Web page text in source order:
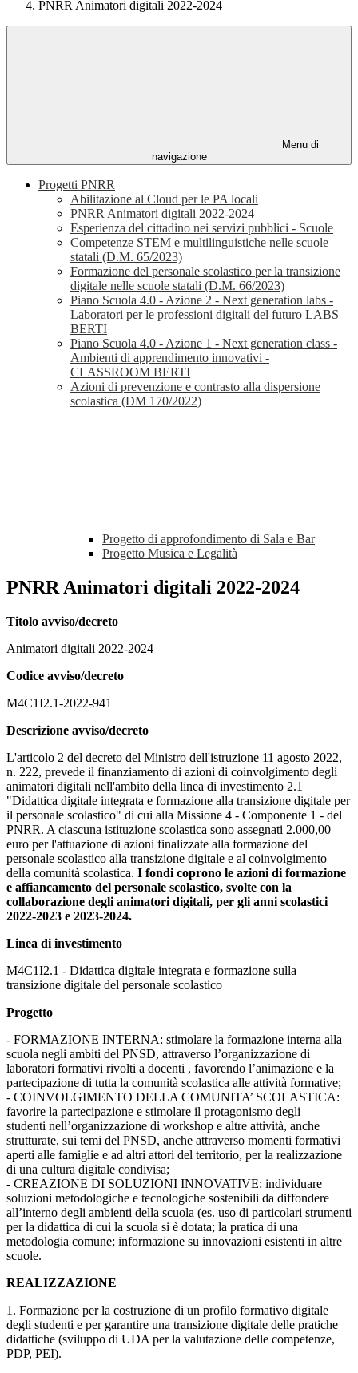
PNRR Animatori digitali 2022-2024
Menu di
navigazione
Progetti PNRR
Abilitazione al Cloud per le PA locali
PNRR Animatori digitali 2022-2024
Esperienza del cittadino nei servizi pubblici - Scuole
Competenze STEM e multilinguistiche nelle scuole
statali (D.M. 65/2023)
Formazione del personale scolastico per la transizione
digitale nelle scuole statali (D.M. 66/2023)
Piano Scuola 4.0 - Azione 2 - Next generation labs -
Laboratori per le professioni digitali del futuro LABS
BERTI
Piano Scuola 4.0 - Azione 1 - Next generation class -
Ambienti di apprendimento innovativi -
CLASSROOM BERTI
Azioni di prevenzione e contrasto alla dispersione
scolastica (DM 170/2022)
Progetto di approfondimento di Sala e Bar
Progetto Musica e Legalità
PNRR Animatori digitali 2022-2024
Titolo avviso/decreto
Animatori digitali 2022-2024
Codice avviso/decreto
M4C1I2.1-2022-941
Descrizione avviso/decreto
L'articolo 2 del decreto del Ministro dell'istruzione 11 agosto 2022,
n. 222, prevede il finanziamento di azioni di coinvolgimento degli
animatori digitali nell'ambito della linea di investimento 2.1
"Didattica digitale integrata e formazione alla transizione digitale per
il personale scolastico" di cui alla Missione 4 - Componente 1 - del
PNRR. A ciascuna istituzione scolastica sono assegnati 2.000,00
euro per l'attuazione di azioni finalizzate alla formazione del
personale scolastico alla transizione digitale e al coinvolgimento
della comunità scolastica. I fondi coprono le azioni di formazione
e affiancamento del personale scolastico, svolte con la
collaborazione degli animatori digitali, per gli anni scolastici
2022-2023 e 2023-2024.
Linea di investimento
M4C1I2.1 - Didattica digitale integrata e formazione sulla
transizione digitale del personale scolastico
Progetto
- FORMAZIONE INTERNA: stimolare la formazione interna alla
scuola negli ambiti del PNSD, attraverso l’organizzazione di
laboratori formativi rivolti a docenti , favorendo l’animazione e la
partecipazione di tutta la comunità scolastica alle attività formative;
- COINVOLGIMENTO DELLA COMUNITA’ SCOLASTICA:
favorire la partecipazione e stimolare il protagonismo degli
studenti nell’organizzazione di workshop e altre attività, anche
strutturate, sui temi del PNSD, anche attraverso momenti formativi
aperti alle famiglie e ad altri attori del territorio, per la realizzazione
di una cultura digitale condivisa;
- CREAZIONE DI SOLUZIONI INNOVATIVE: individuare
soluzioni metodologiche e tecnologiche sostenibili da diffondere
all’interno degli ambienti della scuola (es. uso di particolari strumenti
per la didattica di cui la scuola si è dotata; la pratica di una
metodologia comune; informazione su innovazioni esistenti in altre
scuole.
REALIZZAZIONE
1. Formazione per la costruzione di un profilo formativo digitale
degli studenti e per garantire una transizione digitale delle pratiche
didattiche (sviluppo di UDA per la valutazione delle competenze,
PDP, PEI).